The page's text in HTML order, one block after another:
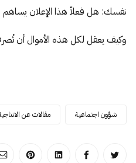
نفسك: هل فعلاّ هذا الإعلان يساهم
وكيف يعقل لكل هذه الأموال أن
شؤون اجتماعية مقالات عن